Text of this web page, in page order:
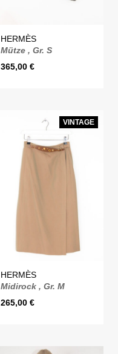
HERMÈS
Mütze , Gr. S
365,00€
VINTAGE
HERMÈS
Midirock , Gr. M
265,00€